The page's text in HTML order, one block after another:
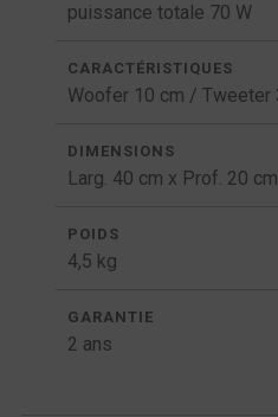
puissance totale 70 W
CARACTÉRISTIQUES
Woofer 10 cm / Tweeter
DIMENSIONS
Larg. 40 cm x Prof. 20
POIDS
4,5 kg
GARANTIE
2 ans